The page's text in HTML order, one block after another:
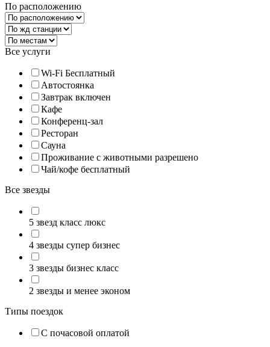
По расположению
Все услуги
Wi-Fi Бесплатный
Автостоянка
Завтрак включен
Кафе
Конференц-зал
Ресторан
Сауна
Проживание с животными разрешено
Чай/кофе бесплатный
Все звезды
5 звезд класс люкс
4 звезды супер бизнес
3 звезды бизнес класс
2 звезды и менее эконом
Типы поездок
С почасовой оплатой